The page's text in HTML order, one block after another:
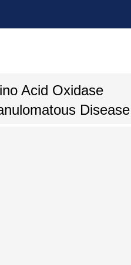
Acid Oxidase
Disease